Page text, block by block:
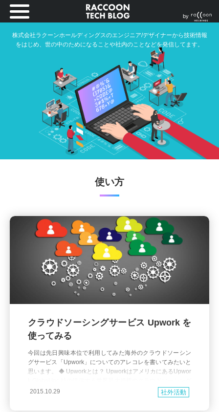
株式会社ラクーンホールディングスのエンジニア/デザイナーから技術情報
をはじめ、世の中のためになることや社内のことなどを発信してます。
by
使い方
クラウドソーシングサービス Upwork を
使ってみる
今回は先日興味本位で利用してみた海外のクラウドソーシン
グサービス「Upwork」についてのアレコレを書いてみたいと
思います。 ◆ Upworkとは？ UpworkはアメリカにあるUpwor
仲介サービスです。日本にもクラウドワークスなどの同類の
サービスがありますがその海外版と考えれば分かりやすいか
2015.10.29 社外活動